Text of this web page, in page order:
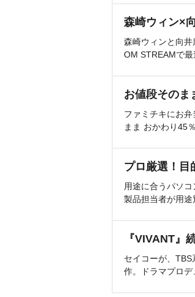
森崎ウィン×
森崎ウィンと向
OM STREAMで最
お値段そのま
ファミチキにお
まま おかわり45
プロ厳選！目
用途に合うパソ
製品担当者が用途
『VIVANT
セイコーが、
作。ドラマプロデ